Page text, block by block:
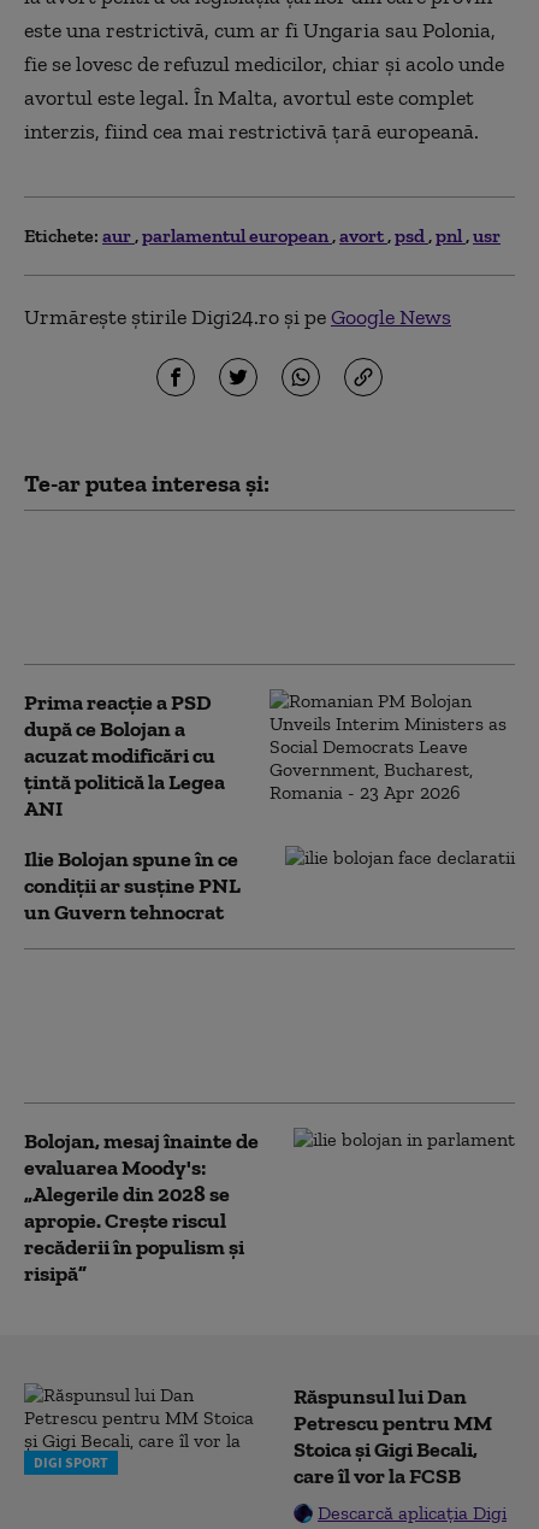
este una restrictivă, cum ar fi Ungaria sau Polonia,
fie se lovesc de refuzul medicilor, chiar și acolo unde
avortul este legal. În Malta, avortul este complet
interzis, fiind cea mai restrictivă țară europeană.
Etichete: aur parlamentul european avort psd pnl usr
Urmărește știrile Digi24.ro și peGoogle News
Te-ar putea interesa și:
Prima reacție a PSD
după ce Bolojan a
acuzat modificări cu
țintă politică la Legea
ANI
Ilie Bolojan spune în ce
condiții ar susține PNL
un Guvern tehnocrat
Bolojan, mesaj înainte de
evaluarea Moody's:
„Alegerile din 2028 se
apropie. Crește riscul
recăderii în populism și
risipă”
DIGI SPORT
Răspunsul lui Dan
Petrescu pentru MM
Stoica și Gigi Becali,
care îl vor la FCSB
Descarcă aplicația Digi